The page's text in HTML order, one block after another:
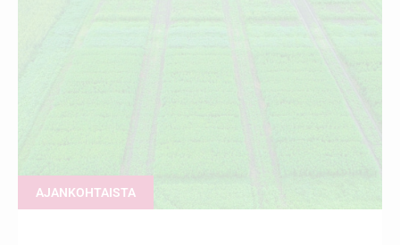
AJANKOHTAISTA